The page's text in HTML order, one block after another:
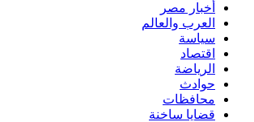
أخبار مصر
العرب والعالم
سياسة
اقتصاد
الرياضة
حوادث
محافظات
قضايا ساخنة